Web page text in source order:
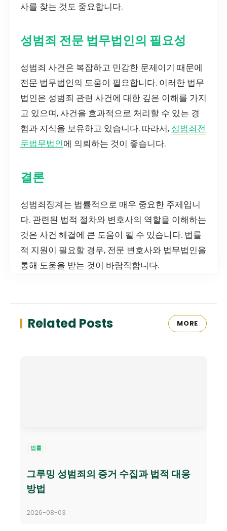
사를 찾는 것도 중요합니다.
성범죄 전문 법무법인의 필요성
성범죄 사건은 복잡하고 민감한 문제이기 때문에
전문 법무법인의 도움이 필요합니다. 이러한 법무
법인은 성범죄 관련 사건에 대한 깊은 이해를 가지
고 있으며, 사건을 효과적으로 처리할 수 있는 경
험과 지식을 보유하고 있습니다. 따라서, 성범죄전
문법무법인에 의뢰하는 것이 좋습니다.
결론
성범죄징계는 법률적으로 매우 중요한 주제입니
다. 관련된 법적 절차와 변호사의 역할을 이해하는
것은 사건 해결에 큰 도움이 될 수 있습니다. 법률
적 지원이 필요할 경우, 전문 변호사와 법무법인을
통해 도움을 받는 것이 바람직합니다.
Related Posts MORE
법률
그루밍 성범죄의 증거 수집과 법적 대응
방법
2026-08-03